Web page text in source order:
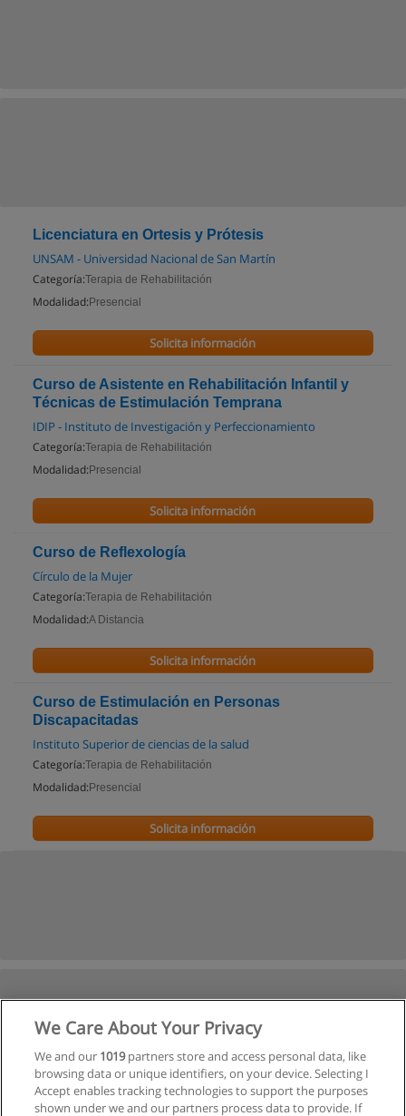
Licenciatura en Ortesis y Prótesis
UNSAM - Universidad Nacional de San Martín
Categoría:Terapia de Rehabilitación
Modalidad: Presencial
Solicita información
Curso de Asistente en Rehabilitación Infantil y
Técnicas de Estimulación Temprana
IDIP - Instituto de Investigación y Perfeccionamiento
Categoría:Terapia de Rehabilitación
Modalidad: Presencial
Solicita información
Curso de Reflexología
Círculo de la Mujer
Categoría:Terapia de Rehabilitación
Modalidad:A Distancia
Solicita información
Curso de Estimulación en Personas
Discapacitadas
Instituto Superior de ciencias de la salud
Categoría:Terapia de Rehabilitación
Modalidad: Presencial
Solicita información
We Care About Your Privacy
We and our 1019partners store and access personal data, like
browsing data or unique identifiers, on your device. Selecting I
Accept enables tracking technologies to support the purposes
shown under we and our partners process data to provide. If